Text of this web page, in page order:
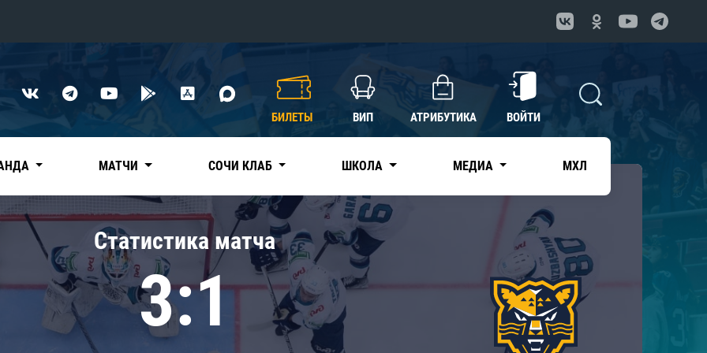
Нефтехимик
Дивизион Чернышева
Авангард
Адмирал
КХЛ
БИЛЕТЫ ВИП АТРИБУТИКА ВОЙТИ
МАТЧИ СОЧИ КЛАБ ШКОЛА МЕДИА МХЛ
Статистика матча
3:1